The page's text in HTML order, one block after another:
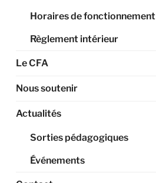
Horaires de fonctionnement
Règlement intérieur
Le CFA
Nous soutenir
Actualités
Sorties pédagogiques
Événements